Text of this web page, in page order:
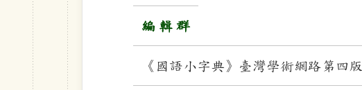
編 輯 群
《國語小字典》臺灣學術網路第四